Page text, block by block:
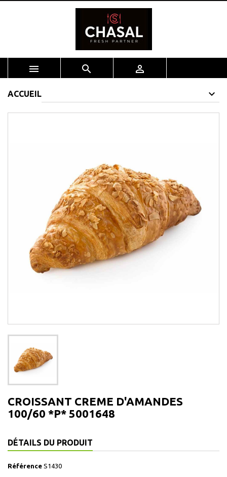
  
ACCUEIL
CROISSANT CREME D'AMANDES
100/60 *P* 5001648
DÉTAILS DU PRODUIT
Référence S1430